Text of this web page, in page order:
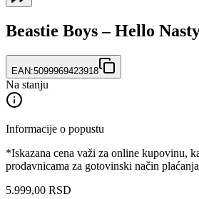
Beastie Boys ‎– Hello
EAN:5099969423918
Na stanju
Informacije o popustu
*Iskazana cena važi za online kupovinu,
prodavnicama za gotovinski način
5.999,00 RSD